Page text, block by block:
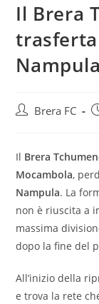
Il Brera
Nampula
Brera FC
Il Brera
Mocambola,
Nampula. La
non è riuscita a
massima
dopo la fine del
All’inizio della
e trova la rete